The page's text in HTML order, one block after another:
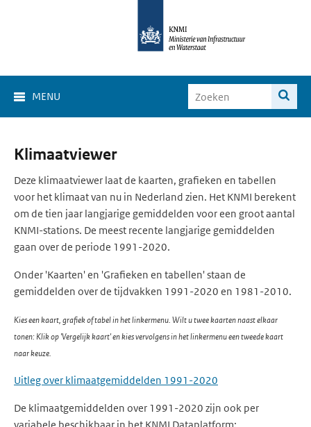
MENU
Klimaat
Viewer
Klimaatviewer
Deze klimaatviewer laat de kaarten, grafieken en tabellen
voor het klimaat van nu in Nederland zien. Het KNMI berekent
om de tien jaar langjarige gemiddelden voor een groot aantal
KNMI-stations. De meest recente langjarige gemiddelden
gaan over de periode 1991-2020.
Onder 'Kaarten' en 'Grafieken en tabellen' staan de
gemiddelden over de tijdvakken 1991-2020 en 1981-2010.
Kies een kaart, grafiek of tabel in het linkermenu. Wilt u twee kaarten naast elkaar
tonen: Klik op 'Vergelijk kaart' en kies vervolgens in het linkermenu een tweede kaart
naar keuze.
Uitleg over klimaatgemiddelden 1991-2020
De klimaatgemiddelden over 1991-2020 zijn ook per